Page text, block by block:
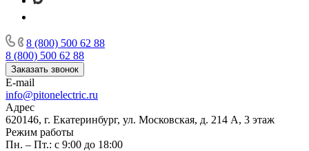
8 (800) 500 62 88
8 (800) 500 62 88
Заказать звонок
E-mail
info@pitonelectric.ru
Адрес
620146, г. Екатеринбург, ул. Московская, д. 214 А, 3 этаж
Режим работы
Пн. – Пт.: с 9:00 до 18:00